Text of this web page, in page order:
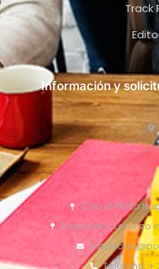
Track
Información y
C.so di Porta
Piazza di S. Lorenzo
Teléfono: +